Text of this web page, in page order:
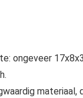
ongeveer
materiaal,